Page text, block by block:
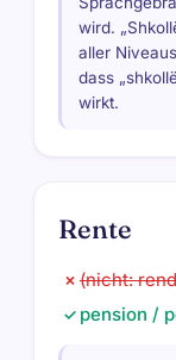
wird.
aller
dass
wirkt.
Rente
✗ (nicht:
✓ pension /